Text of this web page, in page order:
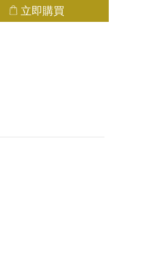
立即購買